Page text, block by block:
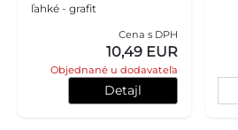
ľahké - grafit
Cena s DPH
10,49 EUR
Objednané u dodavateľa
Detajl